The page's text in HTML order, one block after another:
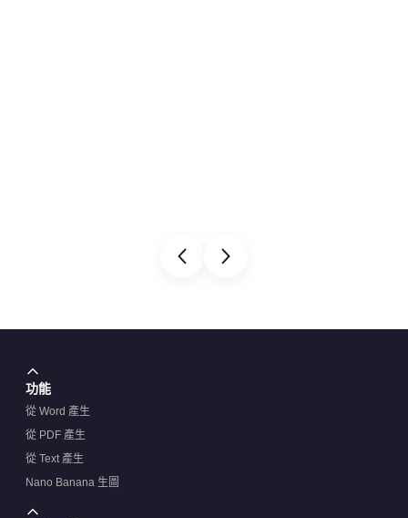
功能
從 Word 產生
從 PDF 產生
從 Text 產生
Nano Banana 生圖